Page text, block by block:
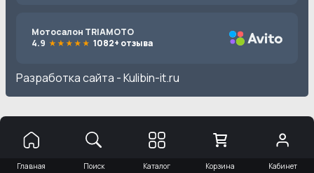
Мотосалон TRIAMOTO
4.9
1082+ отзыва
Разработка сайта -Kulibin-it.ru
Главная Поиск Каталог Корзина Кабинет